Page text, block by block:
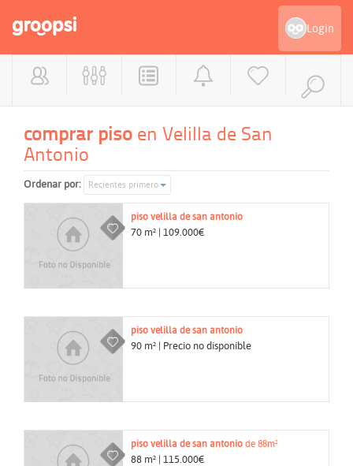
Login
comprar piso en Velilla de San
Antonio
Ordenar por: Recientes primero
piso velilla de san antonio
70 m² | 109.000€
piso velilla de san antonio
90 m² | Precio no disponible
piso velilla de san antonio de 88m²
88 m² | 115.000€